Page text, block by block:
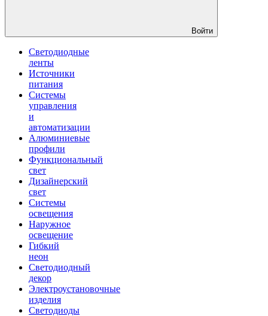
Войти
Светодиодные
ленты
Источники
питания
Системы
управления
и
автоматизации
Алюминиевые
профили
Функциональный
свет
Дизайнерский
свет
Системы
освещения
Наружное
освещение
Гибкий
неон
Светодиодный
декор
Электроустановочные
изделия
Светодиоды